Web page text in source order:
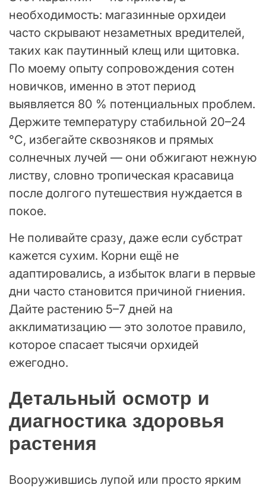
необходимость: магазинные орхидеи
часто скрывают незаметных вредителей,
таких как паутинный клещ или щитовка.
По моему опыту сопровождения сотен
новичков, именно в этот период
выявляется 80 % потенциальных проблем.
Держите температуру стабильной 20–24
°C, избегайте сквозняков и прямых
солнечных лучей — они обжигают нежную
листву, словно тропическая красавица
после долгого путешествия нуждается в
покое.
Не поливайте сразу, даже если субстрат
кажется сухим. Корни ещё не
адаптировались, а избыток влаги в первые
дни часто становится причиной гниения.
Дайте растению 5–7 дней на
акклиматизацию — это золотое правило,
которое спасает тысячи орхидей
ежегодно.
Детальный осмотр и
диагностика здоровья
растения
Вооружившись лупой или просто ярким